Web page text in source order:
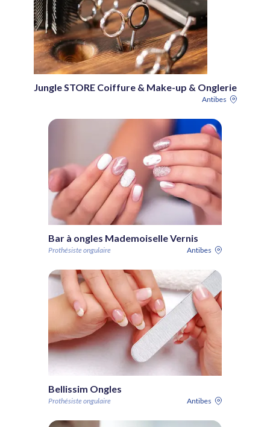
Jungle STORE Coiffure & Make-up & Onglerie
Antibes
Bar à ongles Mademoiselle Vernis
Prothésiste ongulaire Antibes
Bellissim Ongles
Prothésiste ongulaire Antibes